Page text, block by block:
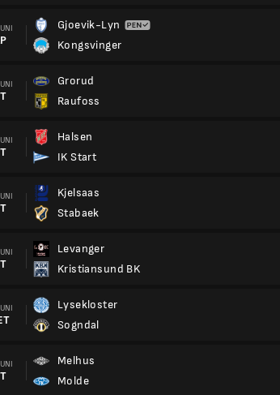
Gjoevik-Lyn
Kongsvinger
Grorud
Raufoss
Halsen
IK Start
Kjelsaas
Stabaek
Levanger
Kristiansund BK
Lysekloster
Sogndal
Melhus
Molde